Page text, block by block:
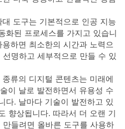
대 도구는 기본적으로 인공 지능
화된 프로세스를 가지고 있습니
하면 최소한의 시간과 노력으
명하고 세부적으로 만들 수 있
종류의 디지털 콘텐츠는 미래에
이 날로 발전하면서 유용성 수
다. 날마다 기술이 발전하고 있
향상됩니다. 따라서 더 오랜 기
들려면 올바른 도구를 사용하